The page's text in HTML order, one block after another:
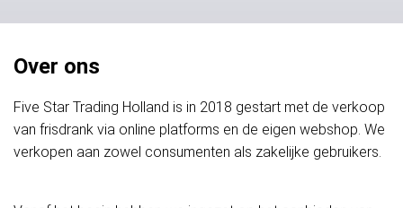
Over ons
Five Star Trading Holland is in 2018 gestart met de verkoop
van frisdrank via online platforms en de eigen webshop. We
verkopen aan zowel consumenten als zakelijke gebruikers.